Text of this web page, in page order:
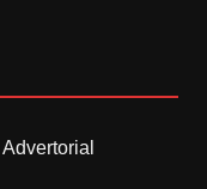
Advertorial